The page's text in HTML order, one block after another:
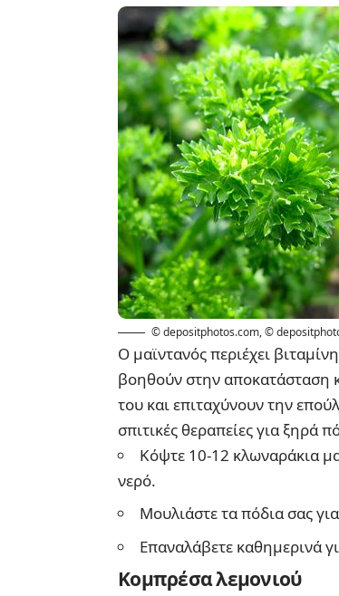
© depositphotos.com,©
Ο μαϊντανός περιέχει
βοηθούν στην αποκατάσταση
του και επιταχύνουν την
σπιτικές θεραπείες για ξηρά
Κόψτε 10-12 κλωναράκια
νερό.
Μουλιάστε τα πόδια σας
Επαναλάβετε καθημερινά
Κομπρέσα λεμονιού